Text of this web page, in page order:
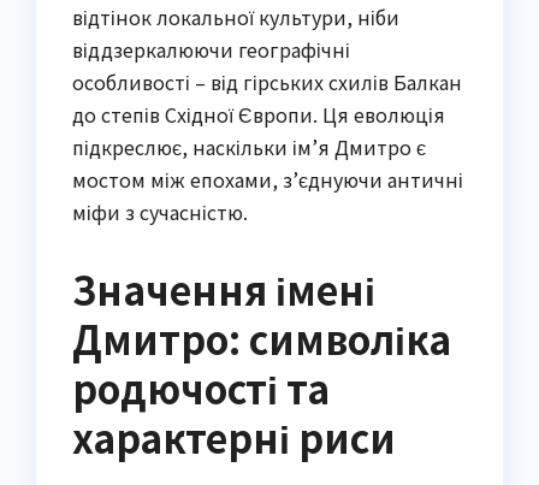
відтінок локальної культури, ніби
віддзеркалюючи географічні
особливості – від гірських схилів Балкан
до степів Східної Європи. Ця еволюція
підкреслює, наскільки ім’я Дмитро є
мостом між епохами, з’єднуючи античні
міфи з сучасністю.
Значення імені
Дмитро: символіка
родючості та
характерні риси